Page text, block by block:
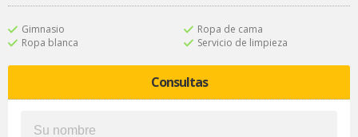
Gimnasio
Ropa blanca
Ropa de cama
Servicio de limpieza
Consultas